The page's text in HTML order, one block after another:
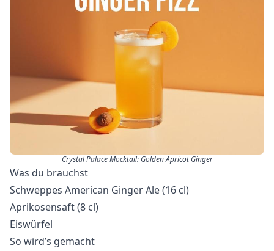
Crystal Palace Mocktail: Golden Apricot Ginger
Was du brauchst
Schweppes American Ginger Ale (16 cl)
Aprikosensaft (8 cl)
Eiswürfel
So wird’s gemacht